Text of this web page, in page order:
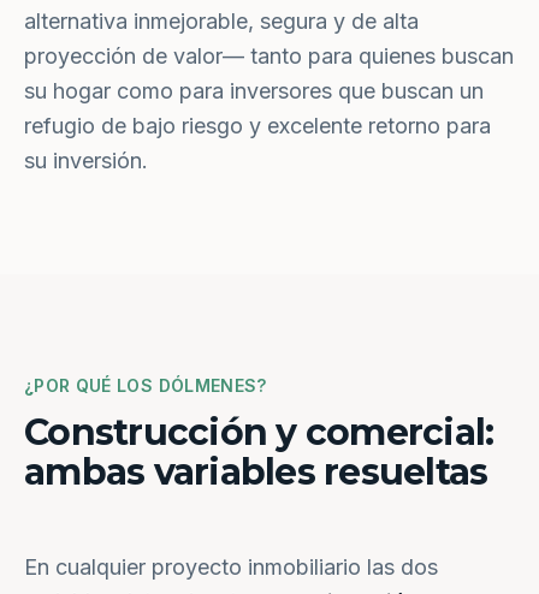
alternativa inmejorable, segura y de alta
proyección de valor— tanto para quienes buscan
su hogar como para inversores que buscan un
refugio de bajo riesgo y excelente retorno para
su inversión.
¿POR QUÉ LOS DÓLMENES?
Construcción y comercial:
ambas variables resueltas
En cualquier proyecto inmobiliario las dos